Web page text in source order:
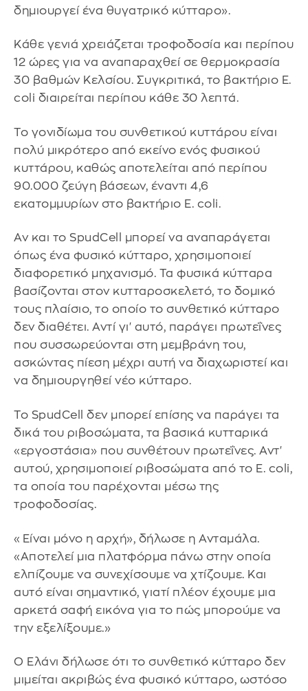
δημιουργεί ένα θυγατρικό κύτταρο».
Κάθε γενιά χρειάζεται τροφοδοσία και περίπου
12 ώρες για να αναπαραχθεί σε θερμοκρασία
30 βαθμών Κελσίου. Συγκριτικά, το βακτήριο E.
coli διαιρείται περίπου κάθε 30 λεπτά.
Το γονιδίωμα του συνθετικού κυττάρου είναι
πολύ μικρότερο από εκείνο ενός φυσικού
κυττάρου, καθώς αποτελείται από περίπου
90.000 ζεύγη βάσεων, έναντι 4,6
εκατομμυρίων στο βακτήριο E. coli.
Αν και το SpudCell μπορεί να αναπαράγεται
όπως ένα φυσικό κύτταρο, χρησιμοποιεί
διαφορετικό μηχανισμό. Τα φυσικά κύτταρα
βασίζονται στον κυτταροσκελετό, το δομικό
τους πλαίσιο, το οποίο το συνθετικό κύτταρο
δεν διαθέτει. Αντί γι' αυτό, παράγει πρωτεΐνες
που συσσωρεύονται στη μεμβράνη του,
ασκώντας πίεση μέχρι αυτή να διαχωριστεί και
να δημιουργηθεί νέο κύτταρο.
Το SpudCell δεν μπορεί επίσης να παράγει τα
δικά του ριβοσώματα, τα βασικά κυτταρικά
«εργοστάσια» που συνθέτουν πρωτεΐνες. Αντ'
αυτού, χρησιμοποιεί ριβοσώματα από το E. coli,
τα οποία του παρέχονται μέσω της
τροφοδοσίας.
«Είναι μόνο η αρχή», δήλωσε η Ανταμάλα.
«Αποτελεί μια πλατφόρμα πάνω στην οποία
ελπίζουμε να συνεχίσουμε να χτίζουμε. Και
αυτό είναι σημαντικό, γιατί πλέον έχουμε μια
αρκετά σαφή εικόνα για το πώς μπορούμε να
την εξελίξουμε.»
Ο Ελάνι δήλωσε ότι το συνθετικό κύτταρο δεν
μιμείται ακριβώς ένα φυσικό κύτταρο, ωστόσο